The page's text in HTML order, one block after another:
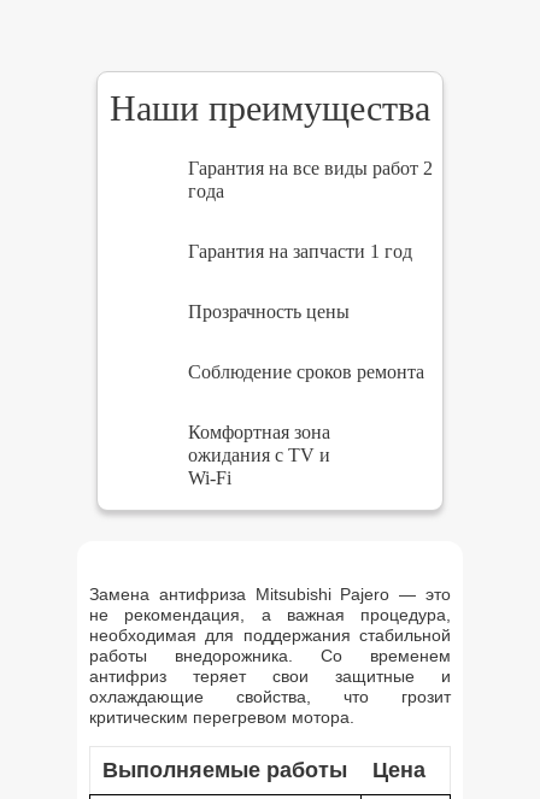
Наши преимущества
Гарантия на все виды работ 2
года
Гарантия на запчасти 1 год
Прозрачность цены
Соблюдение сроков ремонта
Комфортная зона
ожидания с TV и
Wi-Fi
Замена антифриза Mitsubishi Pajero — это
не рекомендация, а важная процедура,
необходимая для поддержания стабильной
работы внедорожника. Со временем
антифриз теряет свои защитные и
охлаждающие свойства, что грозит
критическим перегревом мотора.
Выполняемые работы Цена